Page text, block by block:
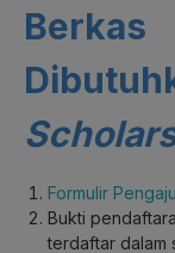
Formulir
Bukti
terdaftar dalam